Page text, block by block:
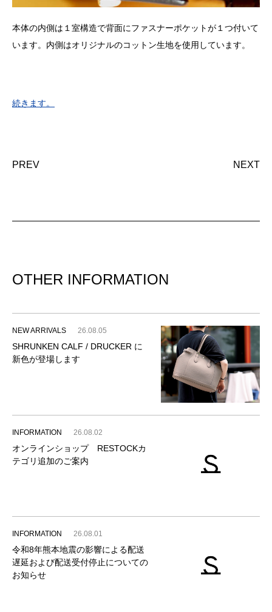
本体の内側は１室構造で背面にファスナーポケットが１つ付いて
います。内側はオリジナルのコットン生地を使用しています。
続きます。
PREV NEXT
OTHER INFORMATION
NEW ARRIVALS 26.08.05
SHRUNKEN CALF / DRUCKER に
新色が登場します
INFORMATION 26.08.02
オンラインショップ RESTOCKカ
テゴリ追加のご案内
INFORMATION 26.08.01
令和8年熊本地震の影響による配送
遅延および配送受付停止についての
お知らせ